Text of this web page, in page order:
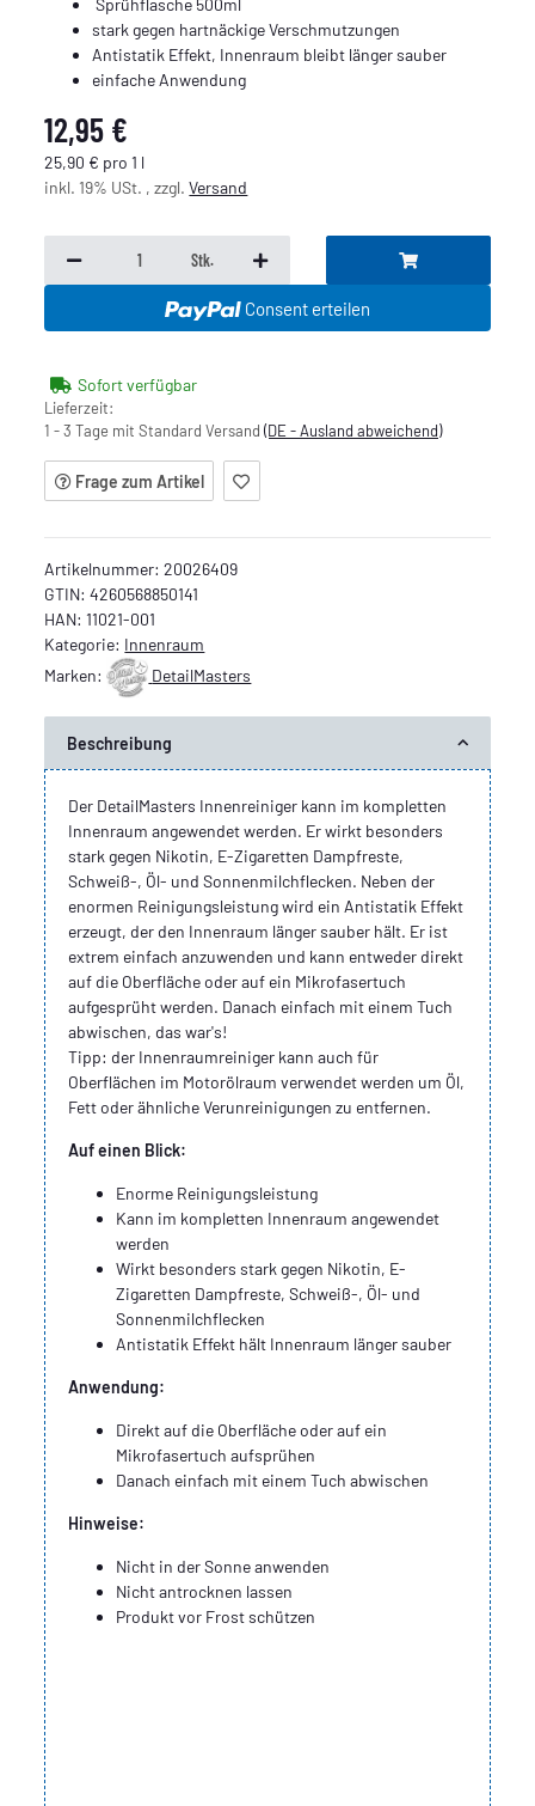
stark gegen hartnäckige Verschmutzungen
Antistatik Effekt, Innenraum bleibt länger sauber
einfache Anwendung
12,95 €
25,90 € pro 1 l
inkl. 19% USt. , zzgl.Versand
Stk.
Consent erteilen
Sofort verfügbar
Lieferzeit:
1 - 3 Tage mit Standard Versand(DE - Ausland abweichend)
Frage zum Artikel
Artikelnummer:20026409
GTIN: 4260568850141
HAN: 11021-001
Kategorie: Innenraum
Marken:
DetailMasters
Beschreibung
Der DetailMasters Innenreiniger kann im kompletten
Innenraum angewendet werden. Er wirkt besonders
stark gegen Nikotin, E-Zigaretten Dampfreste,
Schweiß-, Öl- und Sonnenmilchflecken. Neben der
enormen Reinigungsleistung wird ein Antistatik Effekt
erzeugt, der den Innenraum länger sauber hält. Er ist
extrem einfach anzuwenden und kann entweder direkt
auf die Oberfläche oder auf ein Mikrofasertuch
aufgesprüht werden. Danach einfach mit einem Tuch
abwischen, das war's!
Tipp: der Innenraumreiniger kann auch für
Oberflächen im Motorölraum verwendet werden um Öl,
Fett oder ähnliche Verunreinigungen zu entfernen.
Auf einen Blick:
Enorme Reinigungsleistung
Kann im kompletten Innenraum angewendet
werden
Wirkt besonders stark gegen Nikotin, E-
Zigaretten Dampfreste, Schweiß-, Öl- und
Sonnenmilchflecken
Antistatik Effekt hält Innenraum länger sauber
Anwendung:
Direkt auf die Oberfläche oder auf ein
Mikrofasertuch aufsprühen
Danach einfach mit einem Tuch abwischen
Hinweise:
Nicht in der Sonne anwenden
Nicht antrocknen lassen
Produkt vor Frost schützen